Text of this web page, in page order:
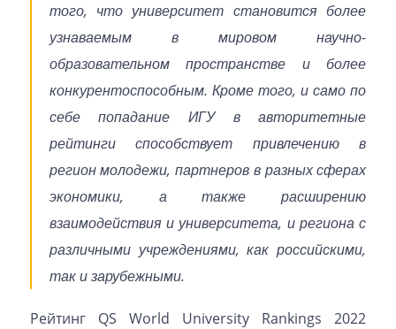
того, что университет становится более
узнаваемым в мировом научно-
образовательном пространстве и более
конкурентоспособным. Кроме того, и само по
себе попадание ИГУ в авторитетные
рейтинги способствует привлечению в
регион молодежи, партнеров в разных сферах
экономики, а также расширению
взаимодействия и университета, и региона с
различными учреждениями, как российскими,
так и зарубежными.
Рейтинг QS World University Rankings 2022